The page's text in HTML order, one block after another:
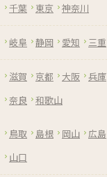
千葉
東京 神奈川
岐阜 静岡 愛知 三重
滋賀 京都 大阪
兵庫
奈良
和歌山
鳥取 島根 岡山
広島
山口